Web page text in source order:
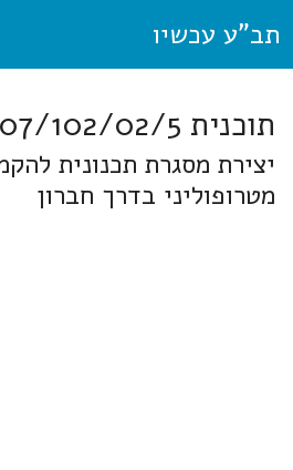
תב"ע עכשיו
תוכנית 107/102/02/5 באר-שבע
יצירת מסגרת תכנונית
מטרופוליני בדרך חברון